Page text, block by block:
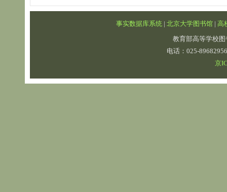
事实数据库系统| 北京大学图书馆| 高
教育部高等学校
电话：025-
京